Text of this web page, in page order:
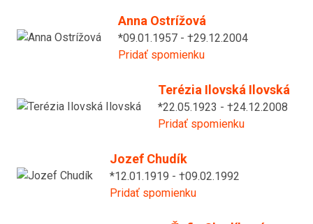
Anna Ostrížová
*09.01.1957 - †29.12.2004
Pridať spomienku
Terézia Ilovská Ilovská
*22.05.1923 - †24.12.2008
Pridať spomienku
Jozef Chudík
*12.01.1919 - †09.02.1992
Pridať spomienku